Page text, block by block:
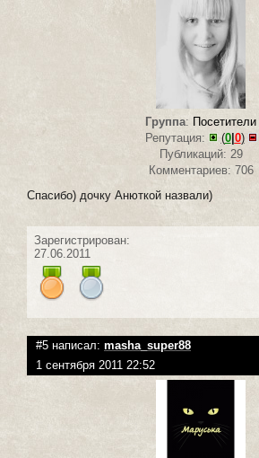
Группа: Посетители
Репутация:
(0| 0)
Публикаций: 29
Комментариев: 706
Спасибо) дочку Анюткой назвали)
Зарегистрирован:
27.06.2011
#5 написал: masha_super88
1 сентября 2011 22:52